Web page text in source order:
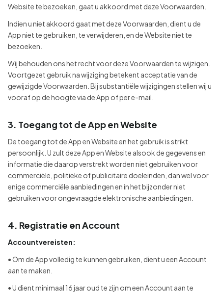
Website te bezoeken, gaat u akkoord met deze Voorwaarden.
Indien u niet akkoord gaat met deze Voorwaarden, dient u de
App niet te gebruiken, te verwijderen, en de Website niet te
bezoeken.
Wij behouden ons het recht voor deze Voorwaarden te wijzigen.
Voortgezet gebruik na wijziging betekent acceptatie van de
gewijzigde Voorwaarden. Bij substantiële wijzigingen stellen wij u
vooraf op de hoogte via de App of per e-mail.
3. Toegang tot de App en Website
De toegang tot de App en Website en het gebruik is strikt
persoonlijk. U zult deze App en Website alsook de gegevens en
informatie die daarop verstrekt worden niet gebruiken voor
commerciële, politieke of publicitaire doeleinden, dan wel voor
enige commerciële aanbiedingen en in het bijzonder niet
gebruiken voor ongevraagde elektronische aanbiedingen.
4. Registratie en Account
Accountvereisten:
• Om de App volledig te kunnen gebruiken, dient u een Account
aan te maken.
• U dient minimaal 16 jaar oud te zijn om een Account aan te